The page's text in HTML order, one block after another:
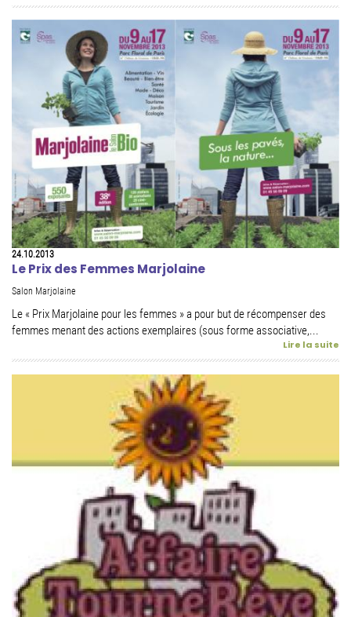
24.10.2013
Le Prix des Femmes Marjolaine
Salon Marjolaine
Le « Prix Marjolaine pour les femmes » a pour but de récompenser des
femmes menant des actions exemplaires (sous forme associative,...
Lire la suite